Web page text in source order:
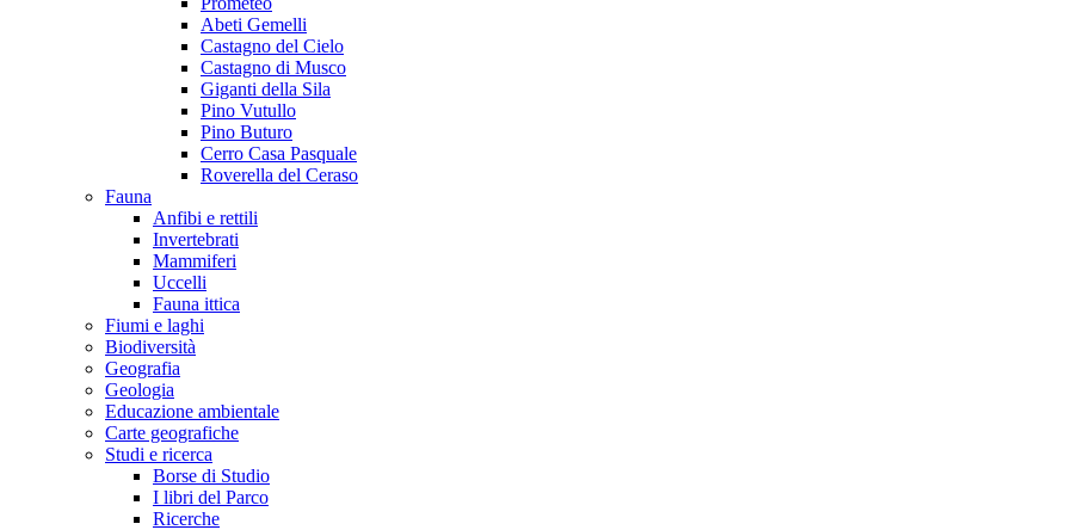
Abeti Gemelli
Castagno del Cielo
Castagno di Musco
Giganti della Sila
Pino Vutullo
Pino Buturo
Cerro Casa Pasquale
Roverella del Ceraso
Fauna
Anfibi e rettili
Invertebrati
Mammiferi
Uccelli
Fauna ittica
Fiumi e laghi
Biodiversità
Geografia
Geologia
Educazione ambientale
Carte geografiche
Studi e ricerca
Borse di Studio
I libri del Parco
Ricerche